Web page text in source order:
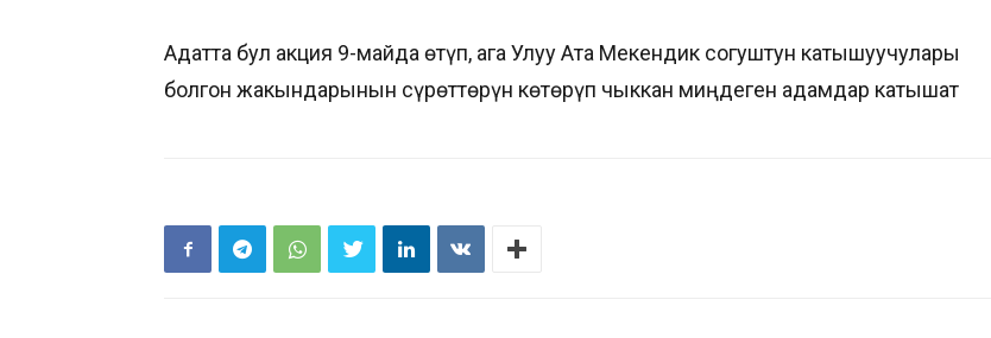
Адатта бул акция 9-майда өтүп, ага Улуу Ата Мекендик согуштун катышуучулары
болгон жакындарынын сүрөттөрүн көтөрүп чыккан миңдеген адамдар катышат